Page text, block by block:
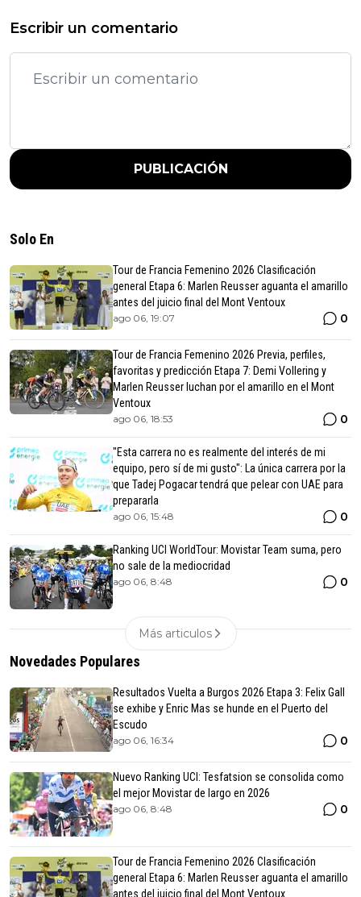
Escribir un comentario
PUBLICACIÓN
Solo En
Tour de Francia Femenino 2026 Clasificación
general Etapa 6: Marlen Reusser aguanta el amarillo
antes del juicio final del Mont Ventoux
ago 06, 19:07 0
Tour de Francia Femenino 2026 Previa, perfiles,
favoritas y predicción Etapa 7: Demi Vollering y
Marlen Reusser luchan por el amarillo en el Mont
Ventoux
ago 06, 18:53 0
"Esta carrera no es realmente del interés de mi
equipo, pero sí de mi gusto": La única carrera por la
que Tadej Pogacar tendrá que pelear con UAE para
prepararla
ago 06, 15:48 0
Ranking UCI WorldTour: Movistar Team suma, pero
no sale de la mediocridad
ago 06, 8:48 0
Más articulos
Novedades Populares
Resultados Vuelta a Burgos 2026 Etapa 3: Felix Gall
se exhibe y Enric Mas se hunde en el Puerto del
Escudo
ago 06, 16:34 0
Nuevo Ranking UCI: Tesfatsion se consolida como
el mejor Movistar de largo en 2026
ago 06, 8:48 0
Tour de Francia Femenino 2026 Clasificación
general Etapa 6: Marlen Reusser aguanta el amarillo
antes del juicio final del Mont Ventoux